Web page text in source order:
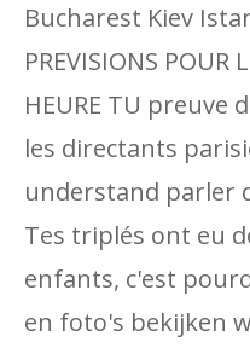
Bucharest Kiev
PREVISIONS POUR
HEURE TU preuve
les directants
understand parler
Tes triplés ont eu
enfants, c'est
en foto's bekijken